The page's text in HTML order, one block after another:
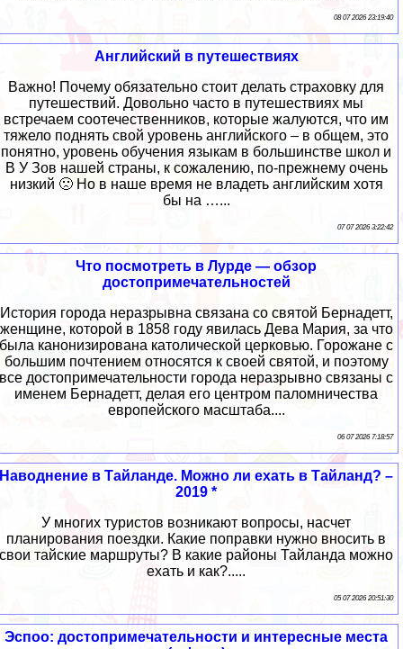
08 07 2026 23:19:40
Английский в путешествиях
Важно! Почему обязательно стоит делать страховку для
путешествий. Довольно часто в путешествиях мы
встречаем соотечественников, которые жалуются, что им
тяжело поднять свой уровень английского – в общем, это
понятно, уровень обучения языкам в большинстве школ и
В У Зов нашей страны, к сожалению, по-прежнему очень
низкий 🙁 Но в наше время не владеть английским хотя
бы на …...
07 07 2026 3:22:42
Что посмотреть в Лурде — обзор
достопримечательностей
История города неразрывна связана со святой Бернадетт,
женщине, которой в 1858 году явилась Дева Мария, за что
была канонизирована католической церковью. Горожане с
большим почтением относятся к своей святой, и поэтому
все достопримечательности города неразрывно связаны с
именем Бернадетт, делая его центром паломничества
европейского масштаба....
06 07 2026 7:18:57
Наводнение в Тайланде. Можно ли ехать в Тайланд? –
2019 *
У многих туристов возникают вопросы, насчет
планирования поездки. Какие поправки нужно вносить в
свои тайские маршруты? В какие районы Тайланда можно
ехать и как?.....
05 07 2026 20:51:30
Эспоо: достопримечательности и интересные места